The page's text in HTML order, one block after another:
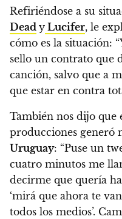
Refiriéndose a su
Dead y Lucifer, le
cómo es la situación:
sello un contrato que
canción, salvo que a
que estar en contra
También nos dijo que
producciones generó
Uruguay: “Puse un
cuatro minutos me
decirme que quería
‘mirá que ahora te
todos los medios’.